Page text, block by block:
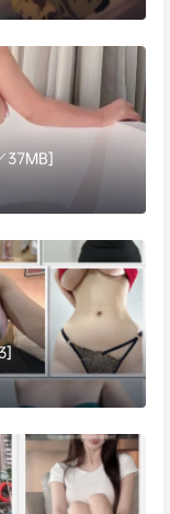
37MB]